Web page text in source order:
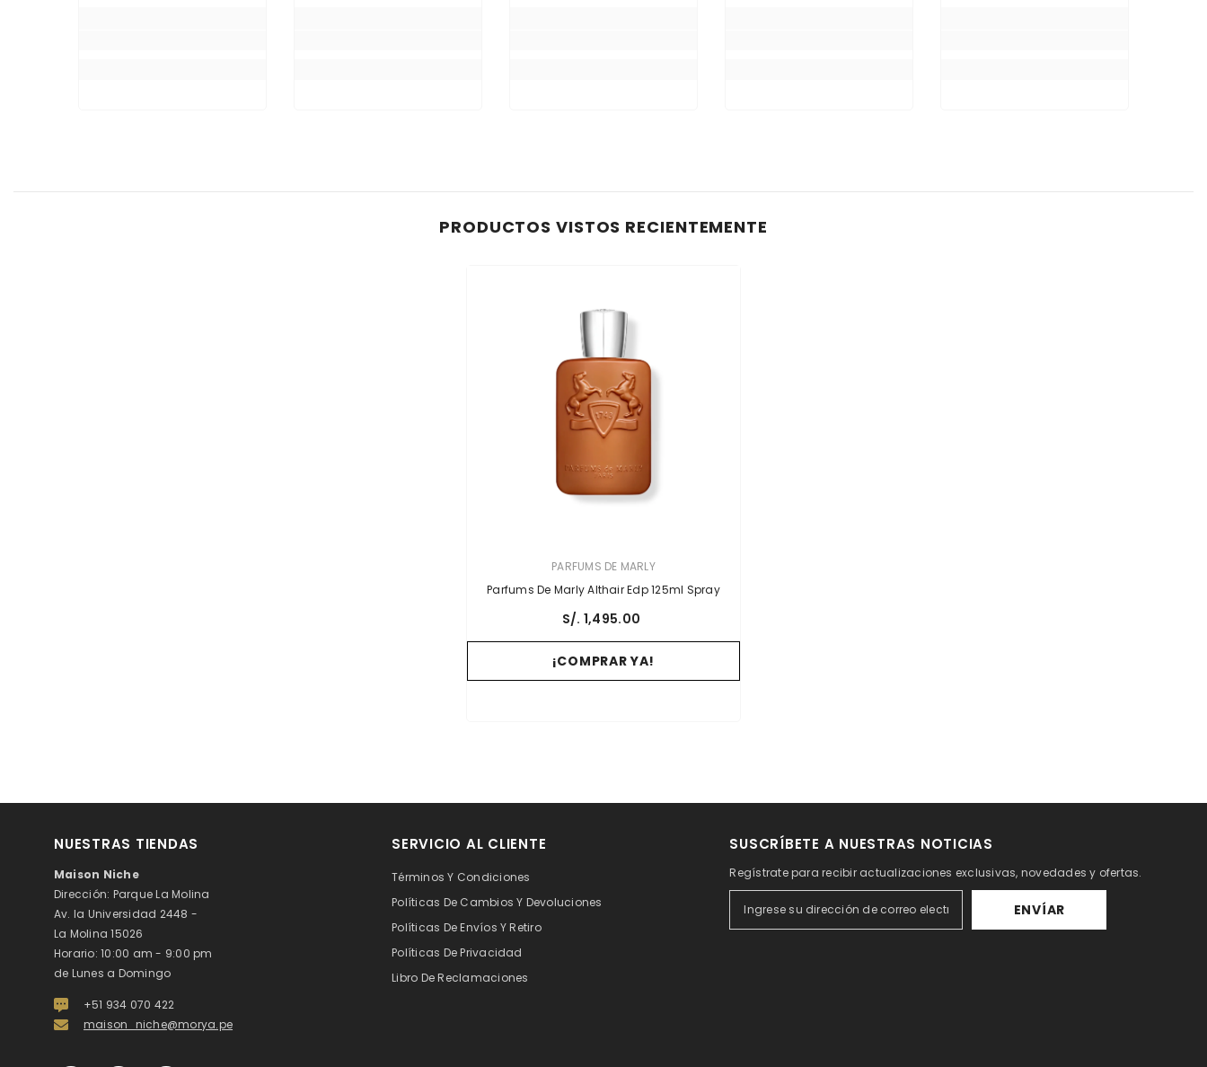
PRODUCTOS VISTOS RECIENTEMENTE
PARFUMS DE MARLY
Parfums De Marly Althair Edp 125ml Spray
S/. 1,495.00
¡COMPRAR YA!
NUESTRAS TIENDAS
Maison Niche
Dirección: Parque La Molina
Av. la Universidad 2448 -
La Molina 15026
Horario: 10:00 am - 9:00 pm
de Lunes a Domingo
+51 934 070 422
maison_niche@morya.pe
SERVICIO AL CLIENTE
Términos Y Condiciones
Políticas De Cambios Y Devoluciones
Políticas De Envíos Y Retiro
Políticas De Privacidad
Libro De Reclamaciones
SUSCRÍBETE A NUESTRAS NOTICIAS
Regístrate para recibir actualizaciones exclusivas, novedades y ofertas.
ENVÍAR